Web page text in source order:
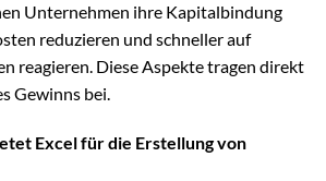
Unternehmen ihre Kapitalbindung
reduzieren und schneller auf
reagieren. Diese Aspekte tragen direkt
Gewinns bei.
Excel für die Erstellung von